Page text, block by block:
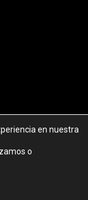
en nuestra
o